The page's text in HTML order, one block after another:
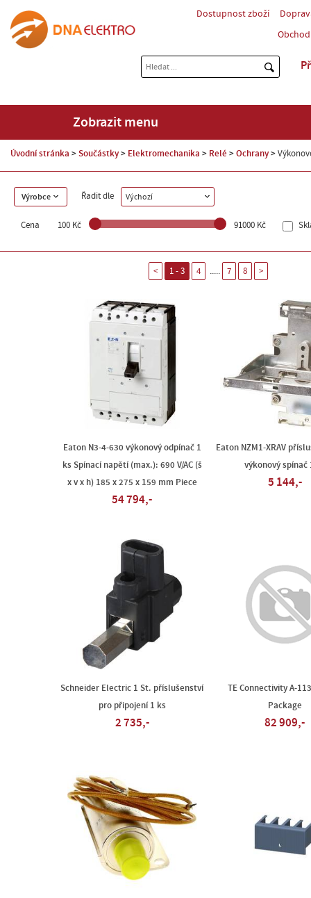
Dostupnost zboží
Zobrazit menu
Úvodní stránka Součástky Elektromechanika Relé Ochrany
Výrobce Řadit dle Výchozí
Cena 100 Kč 91000 Kč
< 1 - 3 4 ..... 7 8 >
Eaton N3-4-630 výkonový odpínač 1
ks Spínací napětí (max.): 690 V/AC (š
x v x h) 185 x 275 x 159 mm Piece
54 794,-
Eaton NZM1-XRAV
výkonový spínač
5 144,-
Schneider Electric 1 St. příslušenství
pro připojení 1 ks
2 735,-
TE Connectivity A-
Package
82 909,-